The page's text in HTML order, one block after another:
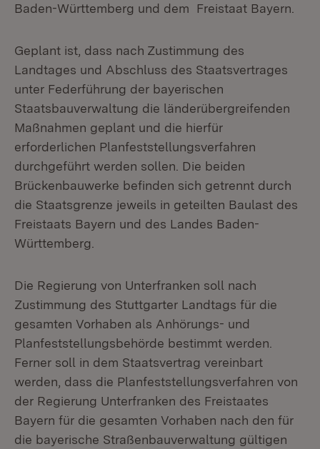
Baden-Württemberg und dem Freistaat Bayern.
Geplant ist, dass nach Zustimmung des
Landtages und Abschluss des Staatsvertrages
unter Federführung der bayerischen
Staatsbauverwaltung die länderübergreifenden
Maßnahmen geplant und die hierfür
erforderlichen Planfeststellungsverfahren
durchgeführt werden sollen. Die beiden
Brückenbauwerke befinden sich getrennt durch
die Staatsgrenze jeweils in geteilten Baulast des
Freistaats Bayern und des Landes Baden-
Württemberg.
Die Regierung von Unterfranken soll nach
Zustimmung des Stuttgarter Landtags für die
gesamten Vorhaben als Anhörungs- und
Planfeststellungsbehörde bestimmt werden.
Ferner soll in dem Staatsvertrag vereinbart
werden, dass die Planfeststellungsverfahren von
der Regierung Unterfranken des Freistaates
Bayern für die gesamten Vorhaben nach den für
die bayerische Straßenbauverwaltung gültigen